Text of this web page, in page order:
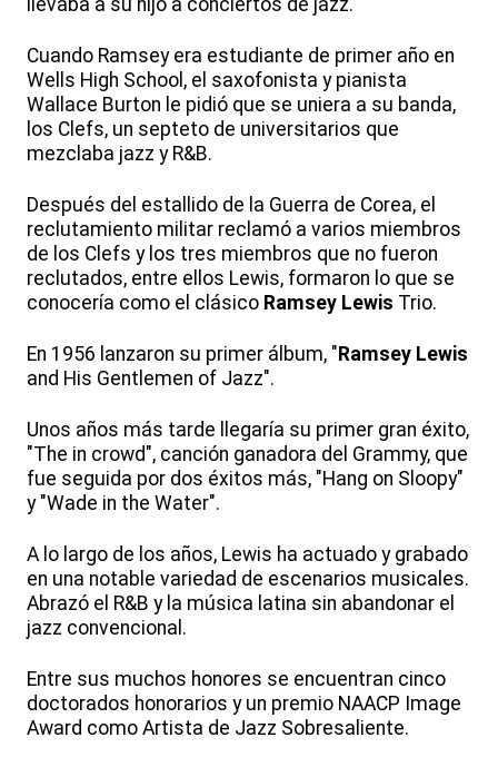
llevaba a su hijo a conciertos de jazz.
Cuando Ramsey era estudiante de primer año en
Wells High School, el saxofonista y pianista
Wallace Burton le pidió que se uniera a su banda,
los Clefs, un septeto de universitarios que
mezclaba jazz y R&B.
Después del estallido de la Guerra de Corea, el
reclutamiento militar reclamó a varios miembros
de los Clefs y los tres miembros que no fueron
reclutados, entre ellos Lewis, formaron lo que se
conocería como el clásico Ramsey Lewis Trio.
En 1956 lanzaron su primer álbum, " Ramsey Lewis
and His Gentlemen of Jazz".
Unos años más tarde llegaría su primer gran éxito,
"The in crowd", canción ganadora del Grammy, que
fue seguida por dos éxitos más, "Hang on Sloopy"
y "Wade in the Water".
A lo largo de los años, Lewis ha actuado y grabado
en una notable variedad de escenarios musicales.
Abrazó el R&B y la música latina sin abandonar el
jazz convencional.
Entre sus muchos honores se encuentran cinco
doctorados honorarios y un premio NAACP Image
Award como Artista de Jazz Sobresaliente.